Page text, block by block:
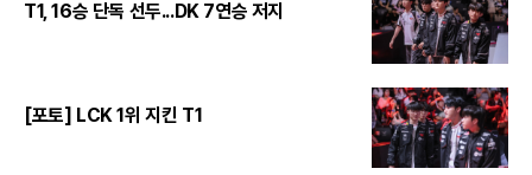
T1, 16승 단독 선두...DK 7연승 저지
[포토] LCK 1위 지킨 T1